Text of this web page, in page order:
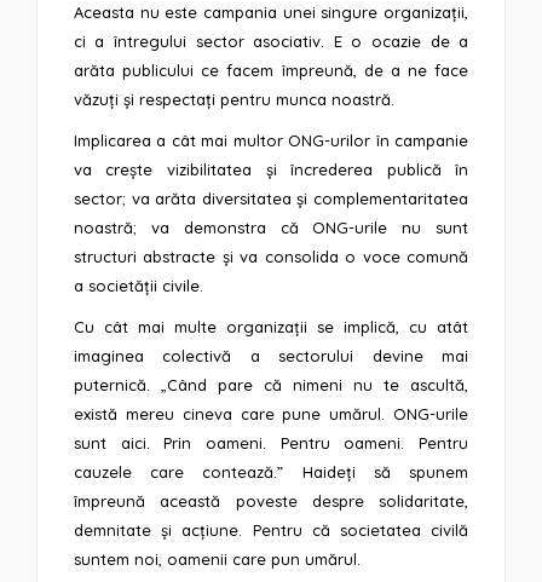
Aceasta nu este campania unei singure organizații,
ci a întregului sector asociativ. E o ocazie de a
arăta publicului ce facem împreună, de a ne face
văzuți și respectați pentru munca noastră.
Implicarea a cât mai multor ONG-urilor în campanie
va crește vizibilitatea și încrederea publică în
sector; va arăta diversitatea și complementaritatea
noastră; va demonstra că ONG-urile nu sunt
structuri abstracte și va consolida o voce comună
a societății civile.
Cu cât mai multe organizații se implică, cu atât
imaginea colectivă a sectorului devine mai
puternică. „Când pare că nimeni nu te ascultă,
există mereu cineva care pune umărul. ONG-urile
sunt aici. Prin oameni. Pentru oameni. Pentru
cauzele care contează.” Haideți să spunem
împreună această poveste despre solidaritate,
demnitate și acțiune. Pentru că societatea civilă
suntem noi, oamenii care pun umărul.